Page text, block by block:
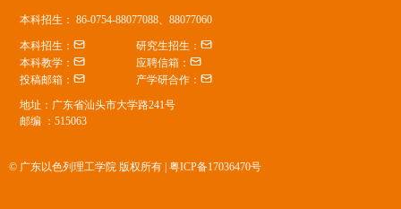
本科招生： 86-0754-88077088、88077060
本科招生： 研究生招生：
本科教学： 应聘信箱：
投稿邮箱： 产学研合作：
地址：广东省汕头市大学路241号
邮编 ：515063
© 广东以色列理工学院 版权所有 | 粤ICP备17036470号